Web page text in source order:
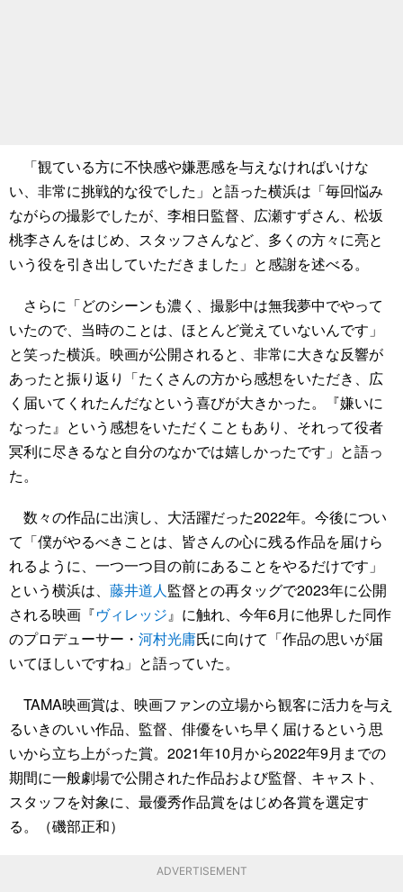
「観ている方に不快感や嫌悪感を与えなければいけな
い、非常に挑戦的な役でした」と語った横浜は「毎回悩み
ながらの撮影でしたが、李相日監督、広瀬すずさん、松坂
桃李さんをはじめ、スタッフさんなど、多くの方々に亮と
いう役を引き出していただきました」と感謝を述べる。
さらに「どのシーンも濃く、撮影中は無我夢中でやって
いたので、当時のことは、ほとんど覚えていないんです」
と笑った横浜。映画が公開されると、非常に大きな反響が
あったと振り返り「たくさんの方から感想をいただき、広
く届いてくれたんだなという喜びが大きかった。『嫌いに
なった』という感想をいただくこともあり、それって役者
冥利に尽きるなと自分のなかでは嬉しかったです」と語っ
た。
数々の作品に出演し、大活躍だった2022年。今後につい
て「僕がやるべきことは、皆さんの心に残る作品を届けら
れるように、一つ一つ目の前にあることをやるだけです」
という横浜は、 藤井道人監督との再タッグで2023年に公開
される映画『ヴィレッジ』に触れ、今年6月に他界した同作
のプロデューサー・ 河村光庸氏に向けて「作品の思いが届
いてほしいですね」と語っていた。
TAMA映画賞は、映画ファンの立場から観客に活力を与え
るいきのいい作品、監督、俳優をいち早く届けるという思
いから立ち上がった賞。2021年10月から2022年9月までの
期間に一般劇場で公開された作品および監督、キャスト、
スタッフを対象に、最優秀作品賞をはじめ各賞を選定す
る。（磯部正和）
ADVERTISEMENT